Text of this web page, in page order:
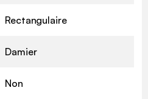
Rectangulaire
Damier
Non